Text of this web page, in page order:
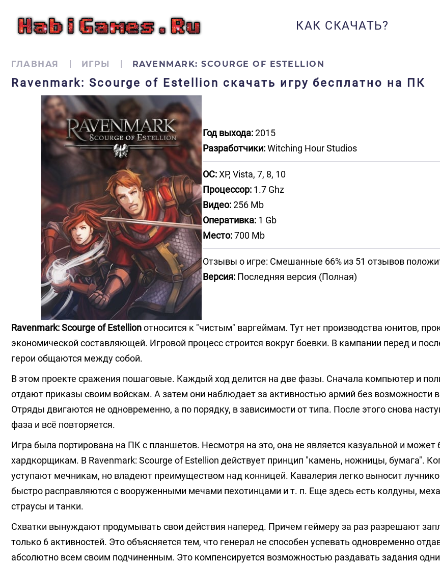
КАК СКАЧАТЬ?
ГЛАВНАЯ ИГРЫ RAVENMARK: SCOURGE OF ESTELLION
Ravenmark: Scourge of Estellion скачать игру бесплатно на ПК
Год выхода:2015
Разработчики:Witching Hour Studios
ОС:XP, Vista, 7, 8, 10
Процессор:1.7 Ghz
Видео:256 Mb
Оперативка:1 Gb
Место:700 Mb
Отзывы о игре: Смешанные 66% из 51 отзывов
Версия:Последняя версия (Полная)
Ravenmark: Scourge of Estellionотносится к "чистым" варгеймам. Тут нет производства юнитов,
экономической составляющей. Игровой процесс строится вокруг боевки. В кампании перед и
герои общаются между собой.
В этом проекте сражения пошаговые. Каждый ход делится на две фазы. Сначала компьютер и
отдают приказы своим войскам. А затем они наблюдает за активностью армий без возможности
Отряды двигаются не одновременно, а по порядку, в зависимости от типа. После этого снова
фаза и всё повторяется.
Игра была портирована на ПК с планшетов. Несмотря на это, она не является казуальной и может
хардкорщикам. В Ravenmark: Scourge of Estellion действует принцип "камень, ножницы, бумага".
уступают мечникам, но владеют преимуществом над конницей. Кавалерия легко выносит
быстро расправляются с вооруженными мечами пехотинцами и т. п. Еще здесь есть колдуны,
страусы и танки.
Схватки вынуждают продумывать свои действия наперед. Причем геймеру за раз разрешают
только 6 активностей. Это объясняется тем, что генерал не способен успевать одновременно
абсолютно всем своим подчиненным. Это компенсируется возможностью раздавать задания